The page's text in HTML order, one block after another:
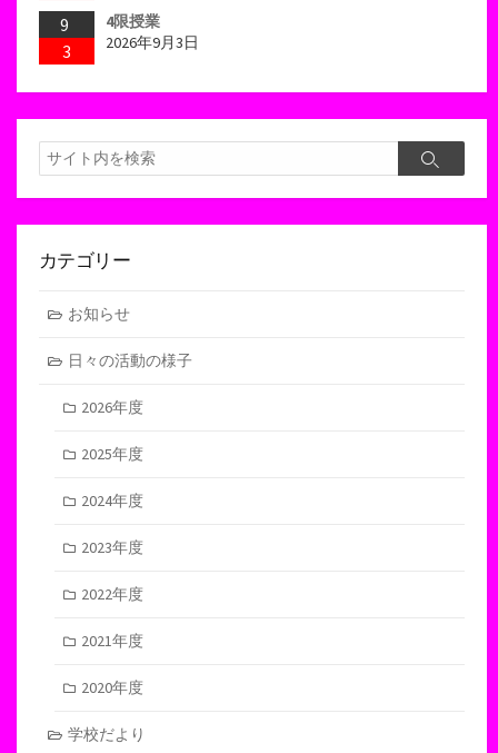
9
3
4限授業
2026年9月3日
検
索
検
カテゴリー
お知らせ
日々の活動の様子
2026年度
2025年度
2024年度
2023年度
2022年度
2021年度
2020年度
学校だより